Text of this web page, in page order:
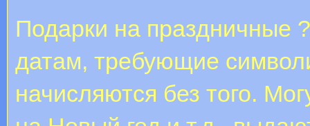
Подарки на праздничные
датам, требующие
начисляются без того.